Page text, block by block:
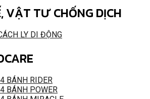
VẬT TƯ CHỐNG DỊCH
LY DI ĐỘNG
BÁNH RIDER
BÁNH POWER